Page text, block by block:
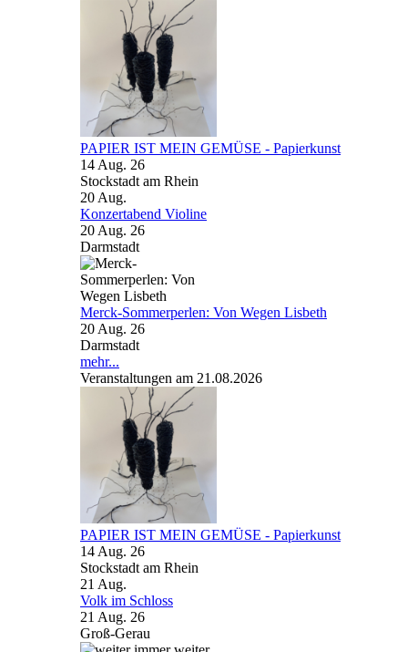
PAPIER IST MEIN GEMÜSE - Papierkunst
14 Aug. 26
Stockstadt am Rhein
20 Aug.
Konzertabend Violine
20 Aug. 26
Darmstadt
Merck-Sommerperlen: Von Wegen Lisbeth
20 Aug. 26
Darmstadt
mehr...
Veranstaltungen am 21.08.2026
PAPIER IST MEIN GEMÜSE - Papierkunst
14 Aug. 26
Stockstadt am Rhein
21 Aug.
Volk im Schloss
21 Aug. 26
Groß-Gerau